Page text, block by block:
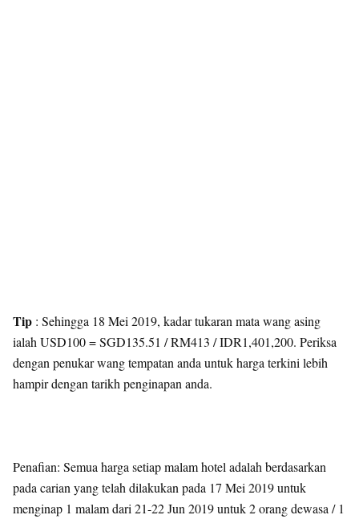
Tip : Sehingga 18 Mei 2019, kadar tukaran mata wang asing
ialah USD100 = SGD135.51 / RM413 / IDR1,401,200. Periksa
dengan penukar wang tempatan anda untuk harga terkini lebih
hampir dengan tarikh penginapan anda.
Penafian: Semua harga setiap malam hotel adalah berdasarkan
pada carian yang telah dilakukan pada 17 Mei 2019 untuk
menginap 1 malam dari 21-22 Jun 2019 untuk 2 orang dewasa / 1